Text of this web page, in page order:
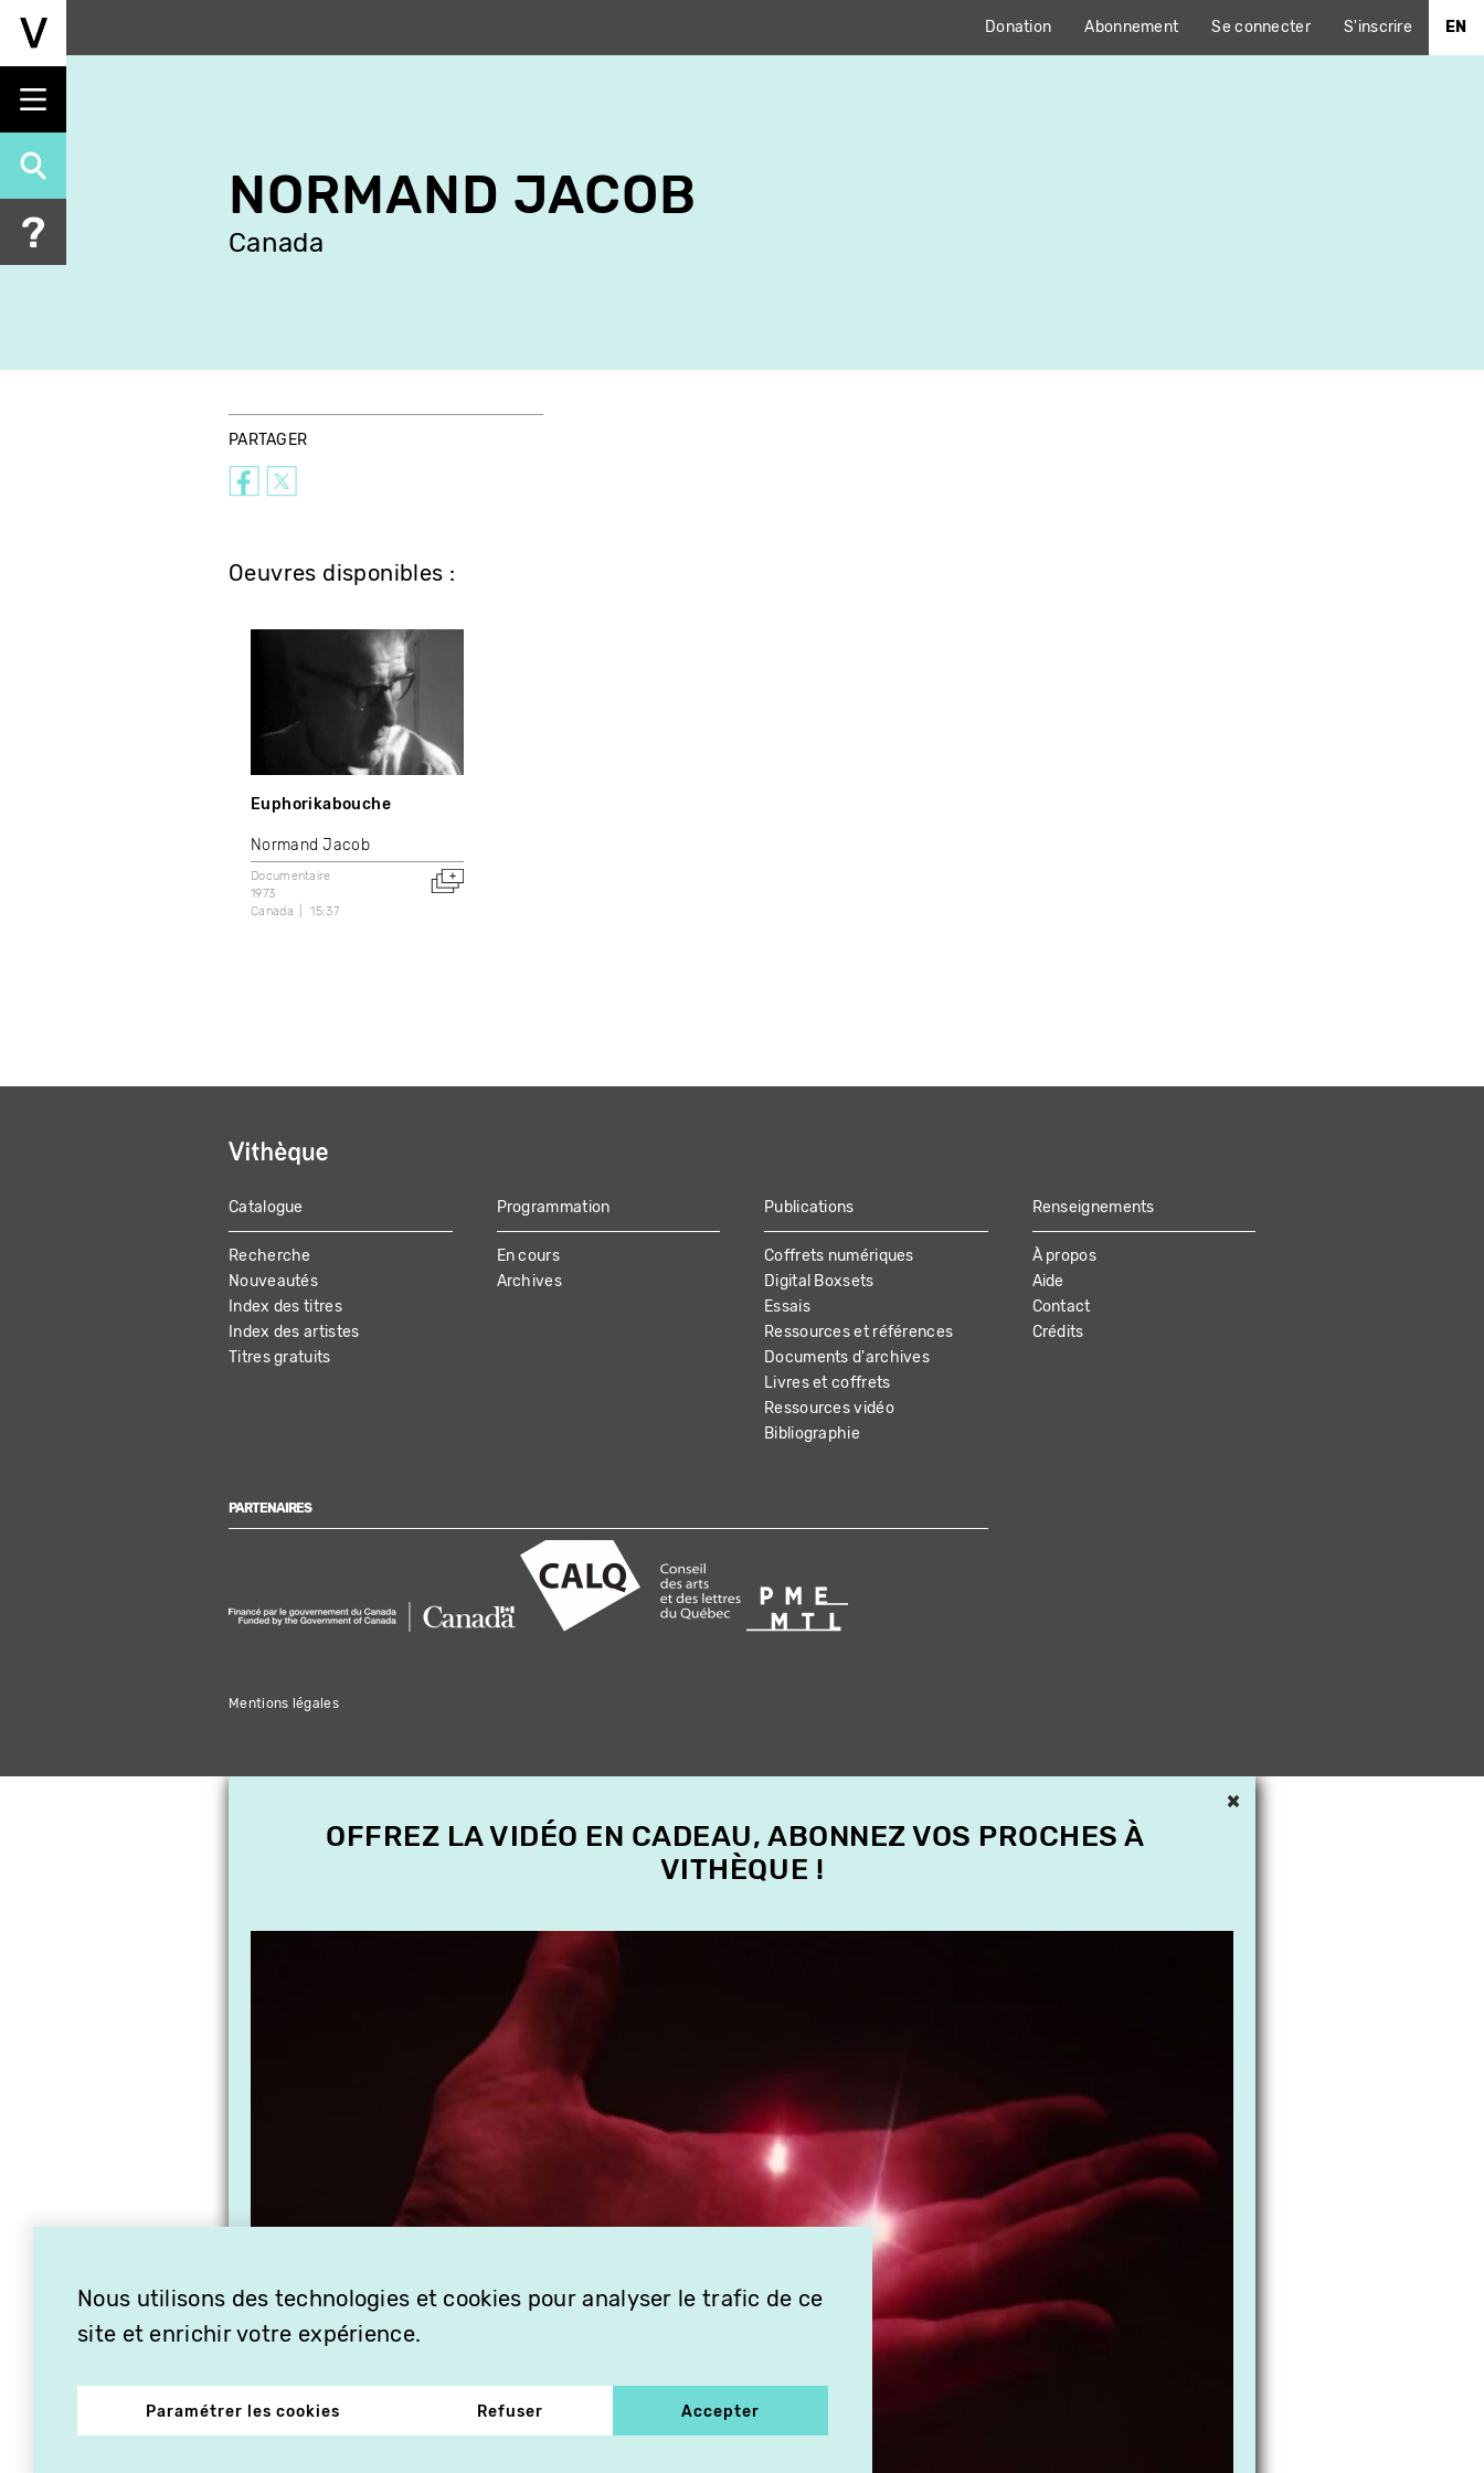
Aller
principal
Donation Abonnement Se connecter S'inscrire EN
NORMAND JACOB
Canada
PARTAGER
Oeuvres disponibles :
Euphorikabouche
Normand Jacob
Documentaire
1973
Canada
15:37
MAIN
NAVIGATION
Catalogue
Recherche
Nouveautés
Index des titres
Index des artistes
Titres gratuits
Programmation
En cours
Archives
Publications
Coffrets numériques
Digital Boxsets
Essais
Ressources et références
Documents d'archives
Livres et coffrets
Ressources vidéo
Bibliographie
Renseignements
À propos
Aide
Contact
Crédits
PARTENAIRES
Mentions légales
Nous utilisons des technologies et cookies pour analyser le trafic de ce
site et enrichir votre expérience.
Paramétrer les cookies Refuser Accepter
×
OFFREZ LA VIDÉO EN CADEAU, ABONNEZ VOS PROCHES À
VITHÈQUE !